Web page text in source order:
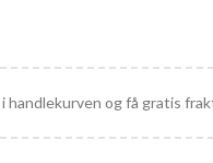
handlekurven og få gratis